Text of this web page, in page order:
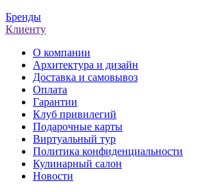
Бренды
Клиенту
О компании
Архитектура и дизайн
Доставка и самовывоз
Оплата
Гарантии
Клуб привилегий
Подарочные карты
Виртуальный тур
Политика конфиденциальности
Кулинарный салон
Новости